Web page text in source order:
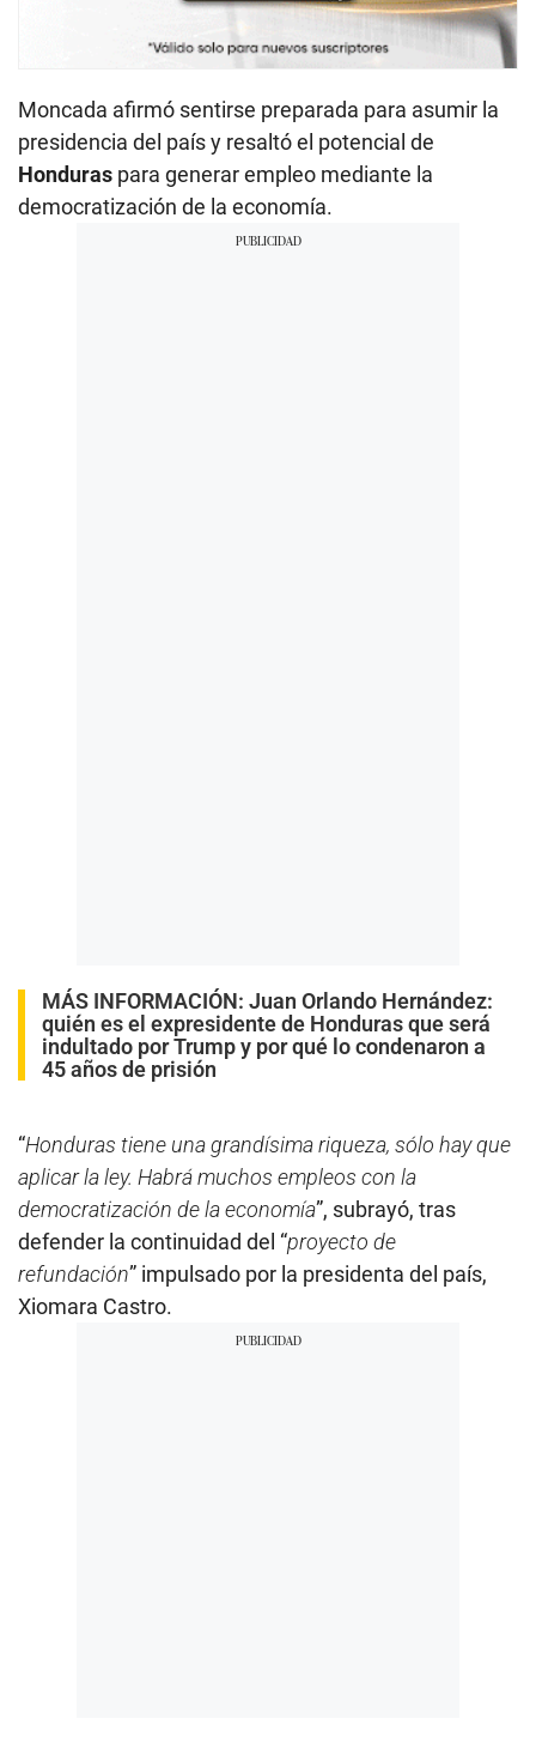
Moncada afirmó sentirse preparada para asumir la
presidencia del país y resaltó el potencial de
Honduras para generar empleo mediante la
democratización de la economía.
MÁS INFORMACIÓN: Juan Orlando Hernández:
quién es el expresidente de Honduras que será
indultado por Trump y por qué lo condenaron a
45 años de prisión
“Honduras tiene una grandísima riqueza, sólo hay que
aplicar la ley. Habrá muchos empleos con la
democratización de la economía”, subrayó, tras
defender la continuidad del “proyecto de
refundación” impulsado por la presidenta del país,
Xiomara Castro.